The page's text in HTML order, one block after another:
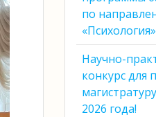
по
«Психология»
Научно-
конкурс для
2026 года!